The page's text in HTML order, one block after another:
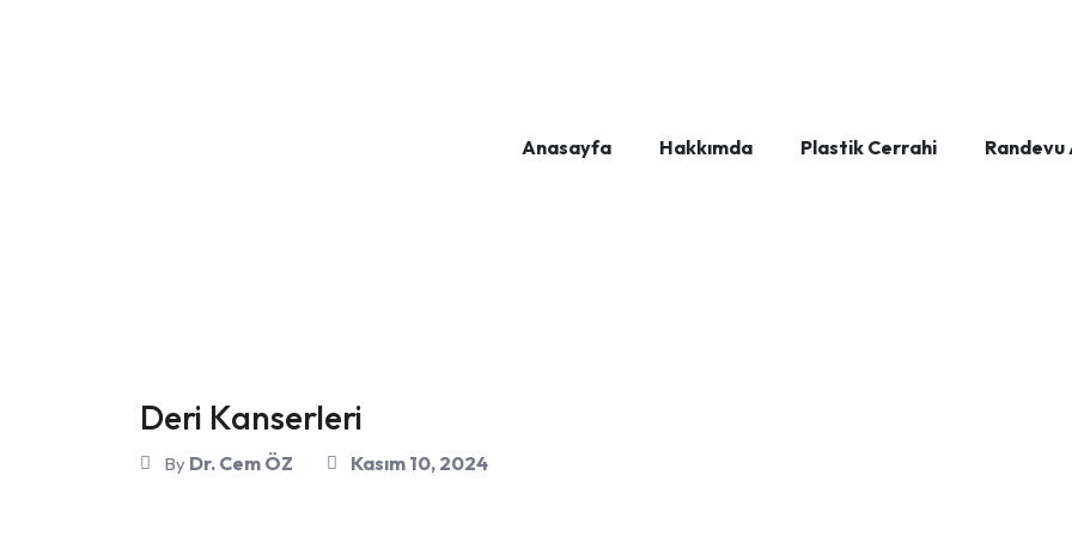
Anasayfa Hakkımda Plastik Cerrahi Randevu
Deri Kanserleri
By Dr. Cem ÖZ Kasım 10, 2024